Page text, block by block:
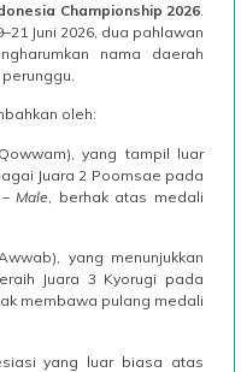
Championship 2026.
Juni 2026, dua pahlawan
nama daerah
oleh:
yang tampil luar
Juara 2 Poomsae pada
Male , berhak atas medali
yang menunjukkan
Juara 3 Kyorugi pada
membawa pulang medali
yang luar biasa atas